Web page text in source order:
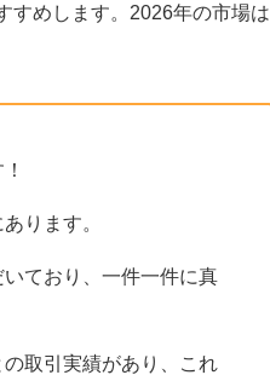
すめします。2026年の市場は
ります。
ており、一件一件に真
取引実績があり、これ